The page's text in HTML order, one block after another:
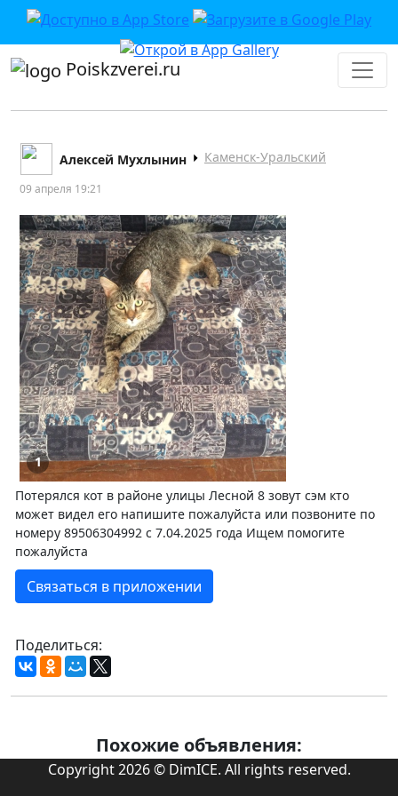
Poiskzverei.ru
Алексей Мухлынин Каменск-Уральский
09 апреля 19:21
1
Потерялся кот в районе улицы Лесной 8 зовут сэм кто
может видел его напишите пожалуйста или позвоните по
номеру 89506304992 с 7.04.2025 года Ищем помогите
пожалуйста
Связаться в приложении
Поделиться:
Похожие объявления:
Copyright 2026 © DimICE. All rights reserved.